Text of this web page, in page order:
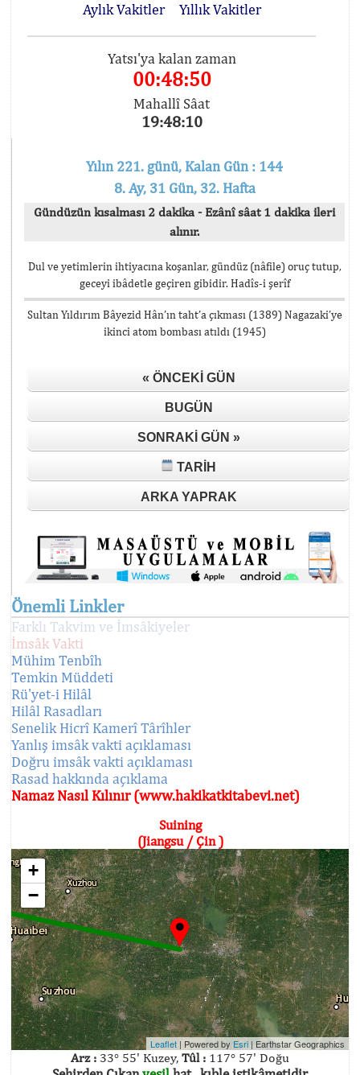
Aylık Vakitler
Yıllık Vakitler
Yatsı'ya kalan zaman
00:48:50
Mahallî Sâat
19:48:10
Yılın 221. günü, Kalan Gün : 144
8. Ay, 31 Gün, 32. Hafta
Gündüzün kısalması 2 dakika - Ezânî sâat 1 dakika ileri
alınır.
Dul ve yetimlerin ihtiyacına koşanlar, gündüz (nâfile) oruç tutup,
geceyi ibâdetle geçiren gibidir. Hadîs-i şerîf
Sultan Yıldırım Bâyezid Hân’ın taht’a çıkması (1389) Nagazaki’ye
ikinci atom bombası atıldı (1945)
« ÖNCEKI GÜN
BUGÜN
SONRAKI GÜN »
TARIH
ARKA YAPRAK
Önemli Linkler
Farklı Takvim ve İmsâkiyeler
İmsâk Vakti
Mühim Tenbîh
Temkin Müddeti
Rü'yet-i Hilâl
Hilâl Rasadları
Senelik Hicrî Kamerî Târîhler
Yanlış imsâk vakti açıklaması
Doğru imsâk vakti açıklaması
Rasad hakkında açıklama
Namaz Nasıl Kılınır (www.hakikatkitabevi.net)
Suining
(Jiangsu / Çin )
+
−
Leaflet | Powered by Esri | Earthstar Geographics
Arz : 33° 55' Kuzey, Tûl : 117° 57' Doğu